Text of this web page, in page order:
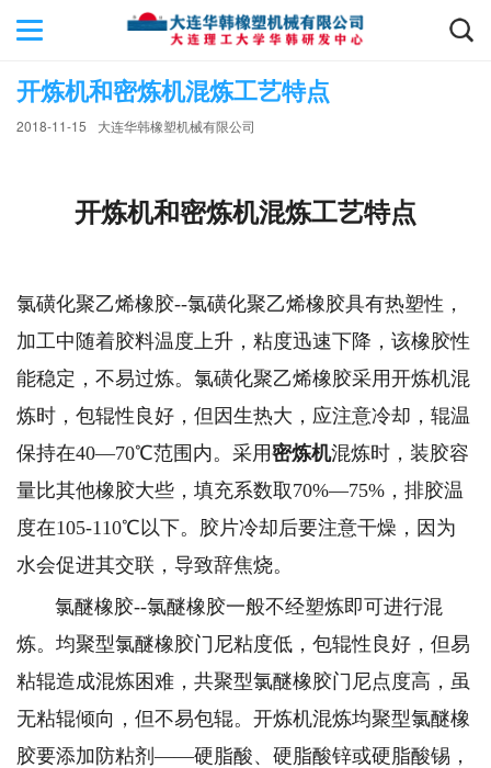
开炼机和密炼机混炼工艺特点
2018-11-15 大连华韩橡塑机械有限公司
开炼机和密炼机混炼工艺特点
氯磺化聚乙烯橡胶--氯磺化聚乙烯橡胶具有热塑性，
加工中随着胶料温度上升，粘度迅速下降，该橡胶性
能稳定，不易过炼。氯磺化聚乙烯橡胶采用开炼机混
炼时，包辊性良好，但因生热大，应注意冷却，辊温
保持在40—70℃范围内。采用密炼机混炼时，装胶容
量比其他橡胶大些，填充系数取70%—75%，排胶温
度在105-110℃以下。胶片冷却后要注意干燥，因为
水会促进其交联，导致辞焦烧。
氯醚橡胶--氯醚橡胶一般不经塑炼即可进行混
炼。均聚型氯醚橡胶门尼粘度低，包辊性良好，但易
粘辊造成混炼困难，共聚型氯醚橡胶门尼点度高，虽
无粘辊倾向，但不易包辊。开炼机混炼均聚型氯醚橡
胶要添加防粘剂——硬脂酸、硬脂酸锌或硬脂酸锡，